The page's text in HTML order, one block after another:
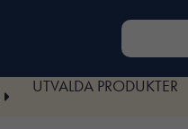
UTVALDA PRODUKTER